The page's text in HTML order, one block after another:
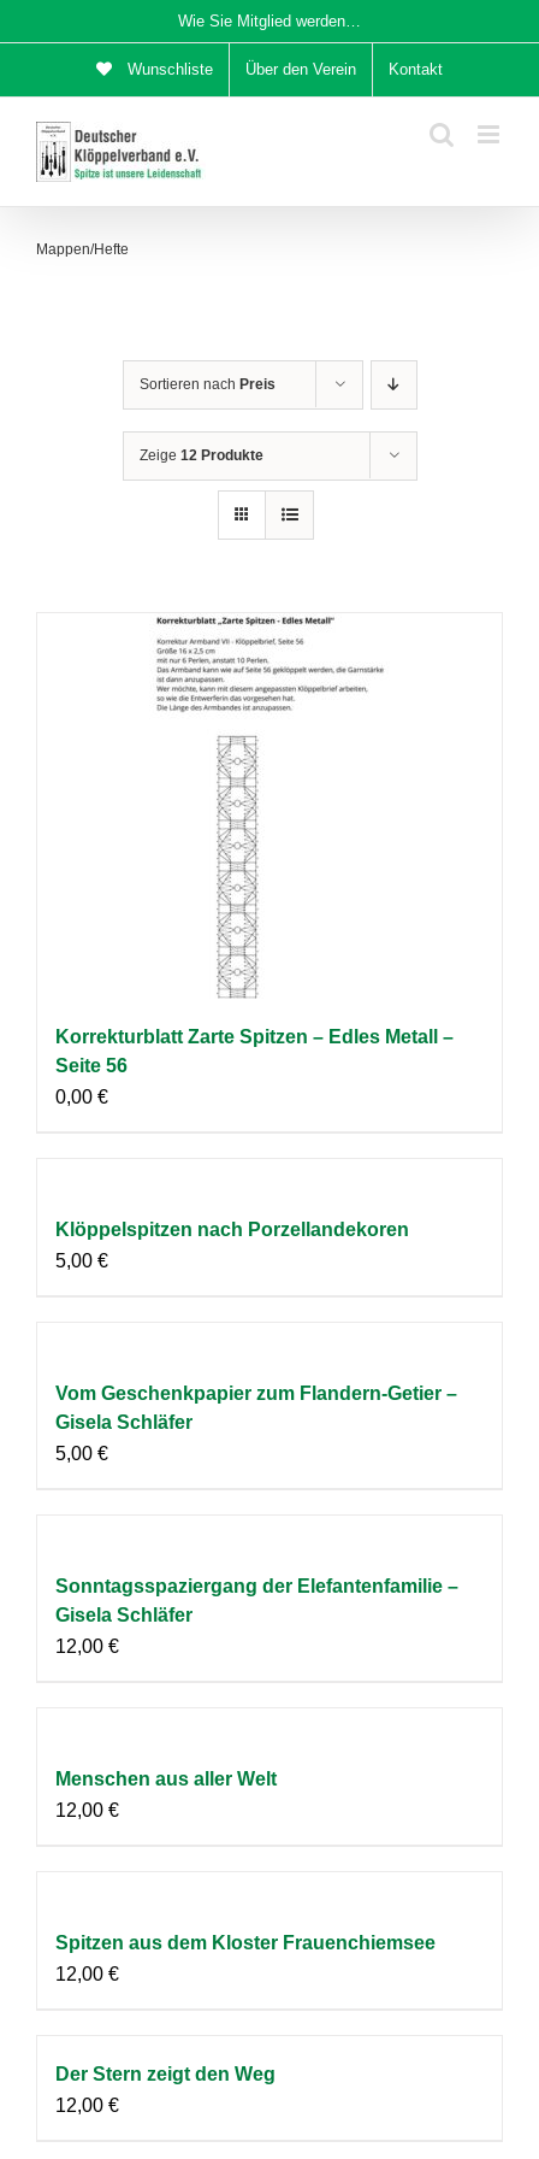
Inhalt
Wie Sie Mitglied werden…
Wunschliste Über den Verein Kontakt
Mappen/Hefte
Sortieren nach Preis
Zeige 12 Produkte
Korrekturblatt Zarte Spitzen – Edles Metall –
Seite 56
0,00 €
Klöppelspitzen nach Porzellandekoren
5,00 €
Vom Geschenkpapier zum Flandern-Getier –
Gisela Schläfer
5,00 €
Sonntagsspaziergang der Elefantenfamilie –
Gisela Schläfer
12,00 €
Menschen aus aller Welt
12,00 €
Spitzen aus dem Kloster Frauenchiemsee
12,00 €
Der Stern zeigt den Weg
12,00 €